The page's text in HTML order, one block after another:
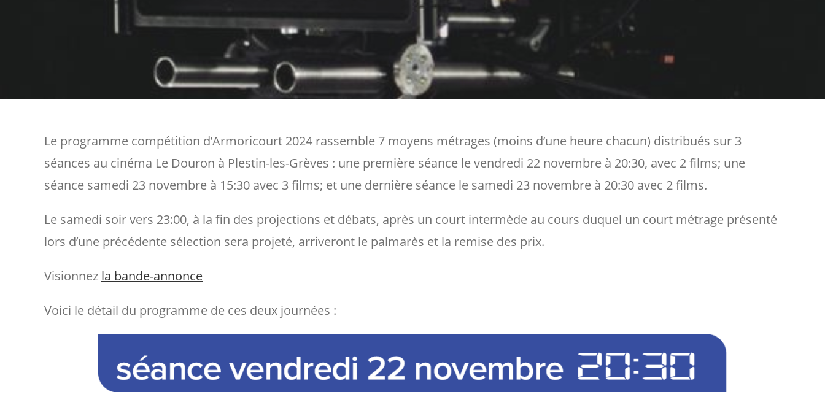
Le programme compétition d’Armoricourt 2024 rassemble 7 moyens métrages (moins d’une heure chacun) distribués sur 3
séances au cinéma Le Douron à Plestin-les-Grèves : une première séance le vendredi 22 novembre à 20:30, avec 2 films; une
séance samedi 23 novembre à 15:30 avec 3 films; et une dernière séance le samedi 23 novembre à 20:30 avec 2 films.
Le samedi soir vers 23:00, à la fin des projections et débats, après un court intermède au cours duquel un court métrage présenté
lors d’une précédente sélection sera projeté, arriveront le palmarès et la remise des prix.
Visionnez la bande-annonce
Voici le détail du programme de ces deux journées :